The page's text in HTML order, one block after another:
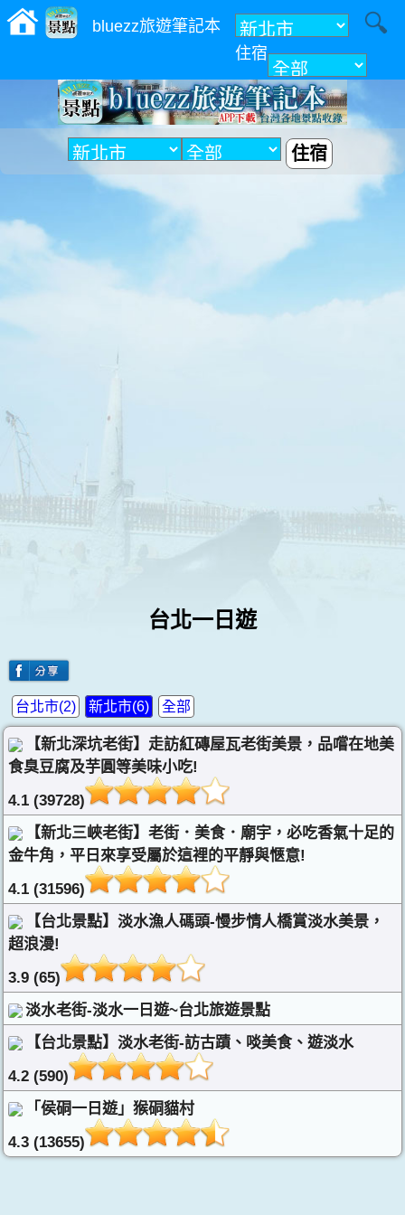
bluezz旅遊筆記本
住宿
附近
住宿
台北一日遊
全部
台北市(2) 新北市(6)
【新北深坑老街】走訪紅磚屋瓦老街美景，品嚐在地美
食臭豆腐及芋圓等美味小吃!
4.1 (39728)
【新北三峽老街】老街．美食．廟宇，必吃香氣十足的
金牛角，平日來享受屬於這裡的平靜與愜意!
4.1 (31596)
【台北景點】淡水漁人碼頭-慢步情人橋賞淡水美景，
超浪漫!
3.9 (65)
淡水老街-淡水一日遊~台北旅遊景點
【台北景點】淡水老街-訪古蹟、啖美食、遊淡水
4.2 (590)
「侯硐一日遊」猴硐貓村
4.3 (13655)